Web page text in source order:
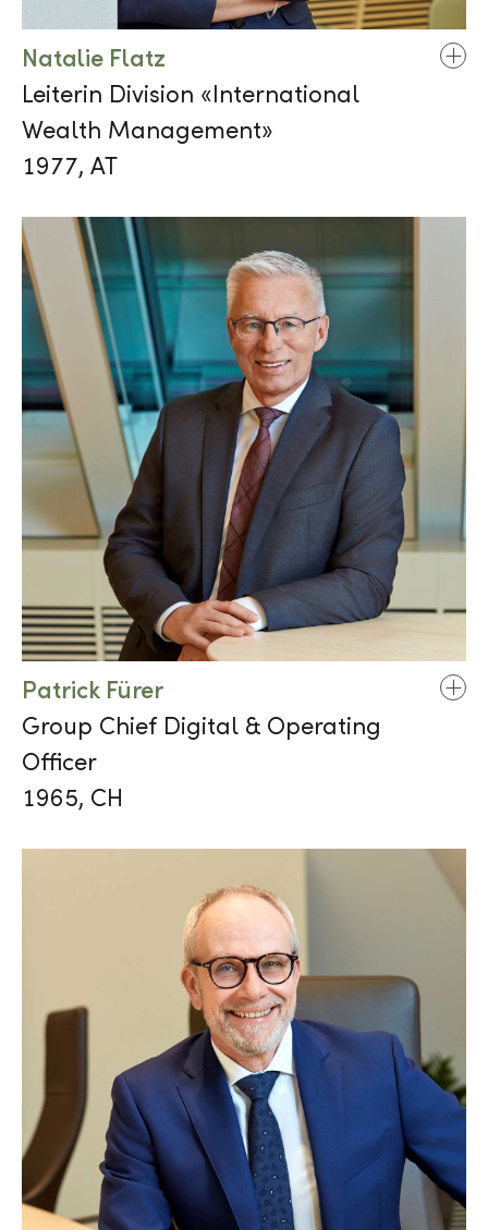
Natalie Flatz
Leiterin Division «International
Wealth Management»
1977, AT
Patrick Fürer
Group Chief Digital & Operating
Officer
1965, CH